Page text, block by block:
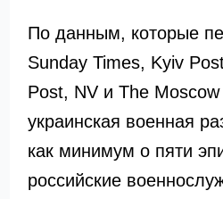
По данным, которые
Sunday Times, Kyiv
Post, NV и The Moscow
украинская военная
как минимум о пяти
российские